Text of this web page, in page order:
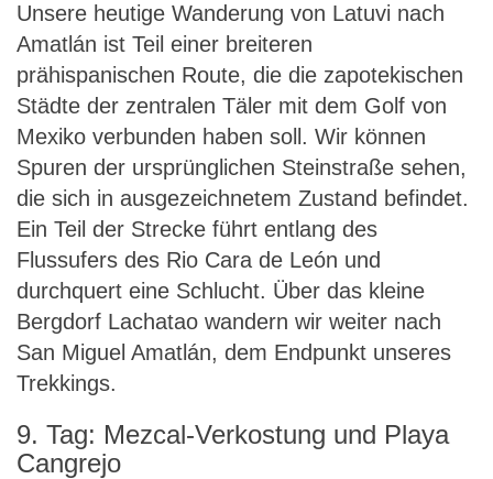
Unsere heutige Wanderung von Latuvi nach
Amatlán ist Teil einer breiteren
prähispanischen Route, die die zapotekischen
Städte der zentralen Täler mit dem Golf von
Mexiko verbunden haben soll. Wir können
Spuren der ursprünglichen Steinstraße sehen,
die sich in ausgezeichnetem Zustand befindet.
Ein Teil der Strecke führt entlang des
Flussufers des Rio Cara de León und
durchquert eine Schlucht. Über das kleine
Bergdorf Lachatao wandern wir weiter nach
San Miguel Amatlán, dem Endpunkt unseres
Trekkings.
9. Tag: Mezcal-Verkostung und Playa
Cangrejo